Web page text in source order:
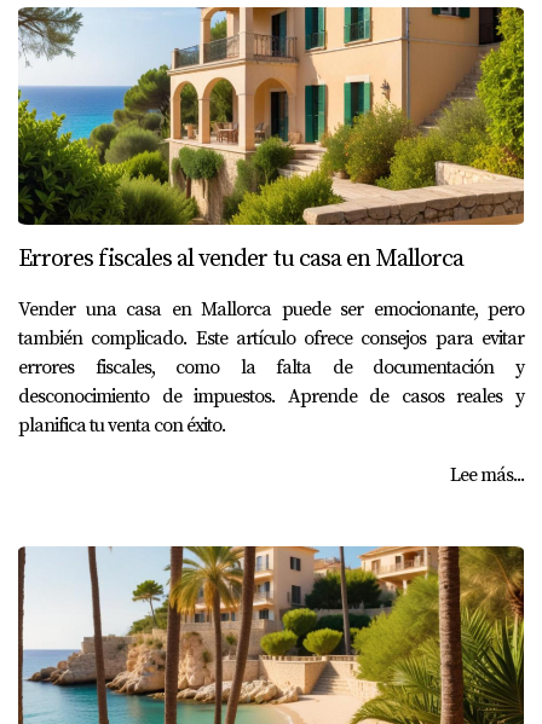
Errores fiscales al vender tu casa en Mallorca
Vender una casa en Mallorca puede ser emocionante, pero
también complicado. Este artículo ofrece consejos para evitar
errores fiscales, como la falta de documentación y
desconocimiento de impuestos. Aprende de casos reales y
planifica tu venta con éxito.
Lee más...